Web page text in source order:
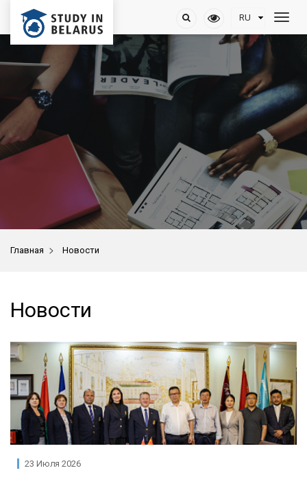
Главная > Новости
Новости
23 Июля 2026